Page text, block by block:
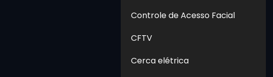
Controle de Acesso Facial
CFTV
Cerca elétrica